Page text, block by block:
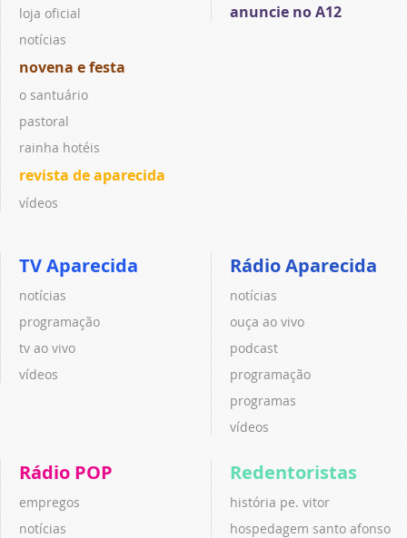
loja oficial
notícias
novena e festa
o santuário
pastoral
rainha hotéis
revista de aparecida
vídeos
anuncie no A12
TV Aparecida
notícias
programação
tv ao vivo
vídeos
Rádio Aparecida
notícias
ouça ao vivo
podcast
programação
programas
vídeos
Rádio POP
empregos
notícias
Redentoristas
história pe. vitor
hospedagem santo afonso